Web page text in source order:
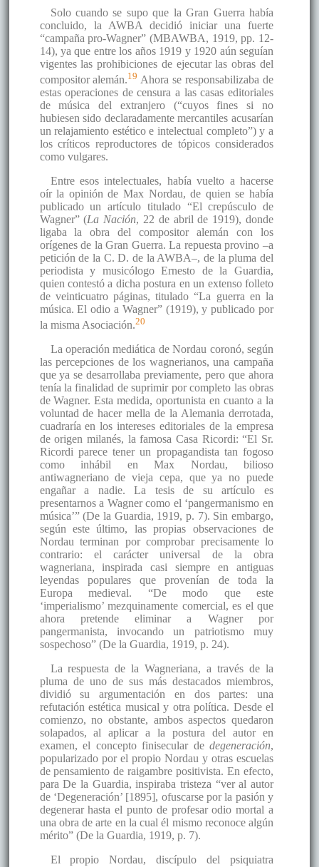
Solo cuando se supo que la Gran Guerra había
concluido, la AWBA decidió iniciar una fuerte
“campaña pro-Wagner” (MBAWBA, 1919, pp. 12-
14), ya que entre los años 1919 y 1920 aún seguían
vigentes las prohibiciones de ejecutar las obras del
compositor alemán.19 Ahora se responsabilizaba de
estas operaciones de censura a las casas editoriales
de música del extranjero (“cuyos fines si no
hubiesen sido declaradamente mercantiles acusarían
un relajamiento estético e intelectual completo”) y a
los críticos reproductores de tópicos considerados
como vulgares.
Entre esos intelectuales, había vuelto a hacerse
oír la opinión de Max Nordau, de quien se había
publicado un artículo titulado “El crepúsculo de
Wagner” (La Nación, 22 de abril de 1919), donde
ligaba la obra del compositor alemán con los
orígenes de la Gran Guerra. La repuesta provino –a
petición de la C. D. de la AWBA–, de la pluma del
periodista y musicólogo Ernesto de la Guardia,
quien contestó a dicha postura en un extenso folleto
de veinticuatro páginas, titulado “La guerra en la
música. El odio a Wagner” (1919), y publicado por
la misma Asociación.20
La operación mediática de Nordau coronó, según
las percepciones de los wagnerianos, una campaña
que ya se desarrollaba previamente, pero que ahora
tenía la finalidad de suprimir por completo las obras
de Wagner. Esta medida, oportunista en cuanto a la
voluntad de hacer mella de la Alemania derrotada,
cuadraría en los intereses editoriales de la empresa
de origen milanés, la famosa Casa Ricordi: “El Sr.
Ricordi parece tener un propagandista tan fogoso
como inhábil en Max Nordau, bilioso
antiwagneriano de vieja cepa, que ya no puede
engañar a nadie. La tesis de su artículo es
presentarnos a Wagner como el ‘pangermanismo en
música’” (De la Guardia, 1919, p. 7). Sin embargo,
según este último, las propias observaciones de
Nordau terminan por comprobar precisamente lo
contrario: el carácter universal de la obra
wagneriana, inspirada casi siempre en antiguas
leyendas populares que provenían de toda la
Europa medieval. “De modo que este
‘imperialismo’ mezquinamente comercial, es el que
ahora pretende eliminar a Wagner por
pangermanista, invocando un patriotismo muy
sospechoso” (De la Guardia, 1919, p. 24).
La respuesta de la Wagneriana, a través de la
pluma de uno de sus más destacados miembros,
dividió su argumentación en dos partes: una
refutación estética musical y otra política. Desde el
comienzo, no obstante, ambos aspectos quedaron
solapados, al aplicar a la postura del autor en
examen, el concepto finisecular dedegeneración,
popularizado por el propio Nordau y otras escuelas
de pensamiento de raigambre positivista. En efecto,
para De la Guardia, inspiraba tristeza “ver al autor
de ‘Degeneración’ [1895], ofuscarse por la pasión y
degenerar hasta el punto de profesar odio mortal a
una obra de arte en la cual él mismo reconoce algún
mérito” (De la Guardia, 1919, p. 7).
El propio Nordau, discípulo del psiquiatra